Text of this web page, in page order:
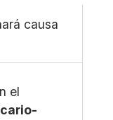
causa
el